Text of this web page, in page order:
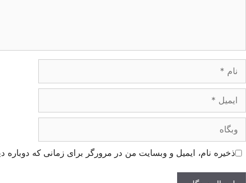
وبگاه
ذخیره نام، ایمیل و وبسایت من در مرورگر برای زمانی که دوباره